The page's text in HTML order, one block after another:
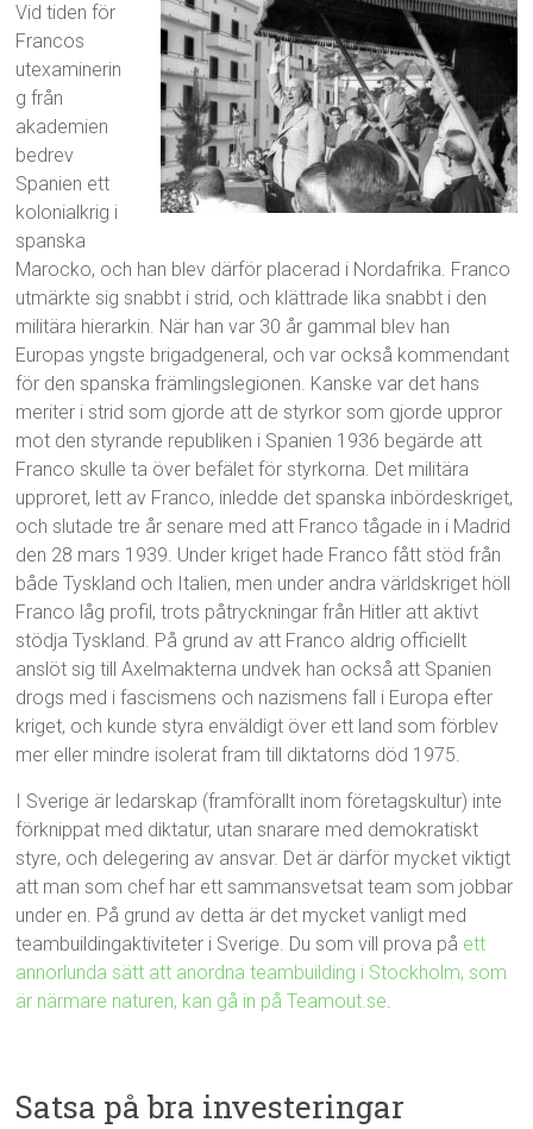
Vid tiden för
Francos
utexaminerin
g från
akademien
bedrev
Spanien ett
kolonialkrig i
spanska
Marocko, och han blev därför placerad i Nordafrika. Franco
utmärkte sig snabbt i strid, och klättrade lika snabbt i den
militära hierarkin. När han var 30 år gammal blev han
Europas yngste brigadgeneral, och var också kommendant
för den spanska främlingslegionen. Kanske var det hans
meriter i strid som gjorde att de styrkor som gjorde uppror
mot den styrande republiken i Spanien 1936 begärde att
Franco skulle ta över befälet för styrkorna. Det militära
upproret, lett av Franco, inledde det spanska inbördeskriget,
och slutade tre år senare med att Franco tågade in i Madrid
den 28 mars 1939. Under kriget hade Franco fått stöd från
både Tyskland och Italien, men under andra världskriget höll
Franco låg profil, trots påtryckningar från Hitler att aktivt
stödja Tyskland. På grund av att Franco aldrig officiellt
anslöt sig till Axelmakterna undvek han också att Spanien
drogs med i fascismens och nazismens fall i Europa efter
kriget, och kunde styra enväldigt över ett land som förblev
mer eller mindre isolerat fram till diktatorns död 1975.
I Sverige är ledarskap (framförallt inom företagskultur) inte
förknippat med diktatur, utan snarare med demokratiskt
styre, och delegering av ansvar. Det är därför mycket viktigt
att man som chef har ett sammansvetsat team som jobbar
under en. På grund av detta är det mycket vanligt med
teambuildingaktiviteter i Sverige. Du som vill prova på ett
annorlunda sätt att anordna teambuilding i Stockholm, som
är närmare naturen, kan gå in på Teamout.se.
Satsa på bra investeringar